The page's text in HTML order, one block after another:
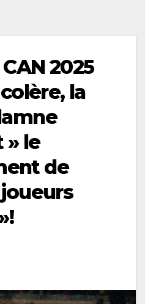
2025
la
le
de